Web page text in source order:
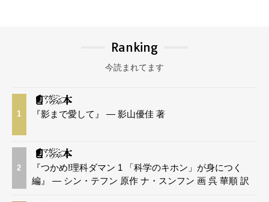
Ranking
今読まれてます
1 『影まで愛して』 — 影山優佳 著
2
『つかめ!理科ダマン 1 「科学のキホン」が身につく
編』 — シン・テフン 原作 ナ・スンフン 画 呉 華順 訳